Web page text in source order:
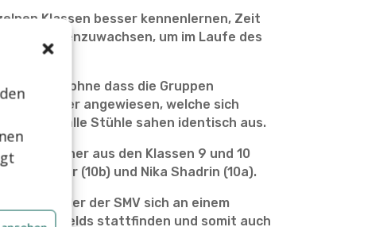
Klassen besser kennenlernen, Zeit
zusammenzuwachsen, um im Laufe des
ohne dass die Gruppen
angewiesen, welche sich
nahezu alle Stühle sahen identisch aus.
aus den Klassen 9 und 10
Tumar (10b) und Nika Shadrin (10a).
Schüler der SMV sich an einem
Umfelds stattfinden und somit auch